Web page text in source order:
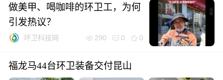
做美甲、喝咖啡的环卫工，为何
引发热议？
环卫科技网 290 0 0
福龙马44台环卫装备交付昆山